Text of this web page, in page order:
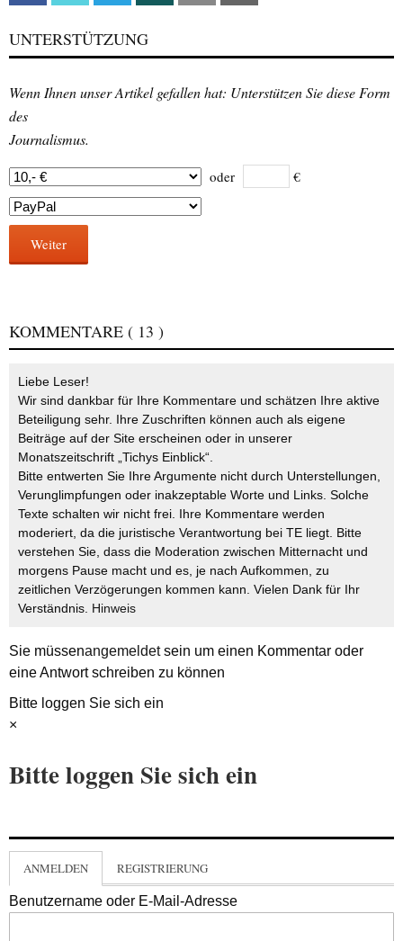
UNTERSTÜTZUNG
Wenn Ihnen unser Artikel gefallen hat: Unterstützen Sie diese Form
des
Journalismus.
oder €
Weiter
KOMMENTARE ( 13 )
Liebe Leser!
Wir sind dankbar für Ihre Kommentare und schätzen Ihre aktive
Beteiligung sehr. Ihre Zuschriften können auch als eigene
Beiträge auf der Site erscheinen oder in unserer
Monatszeitschrift „Tichys Einblick“.
Bitte entwerten Sie Ihre Argumente nicht durch Unterstellungen,
Verunglimpfungen oder inakzeptable Worte und Links. Solche
Texte schalten wir nicht frei. Ihre Kommentare werden
moderiert, da die juristische Verantwortung bei TE liegt. Bitte
verstehen Sie, dass die Moderation zwischen Mitternacht und
morgens Pause macht und es, je nach Aufkommen, zu
zeitlichen Verzögerungen kommen kann. Vielen Dank für Ihr
Verständnis. Hinweis
Sie müssenangemeldetsein um einen Kommentar oder
eine Antwort schreiben zu können
Bitte loggen Sie sich ein
×
Bitte loggen Sie sich ein
ANMELDEN REGISTRIERUNG
Benutzername oder E-Mail-Adresse